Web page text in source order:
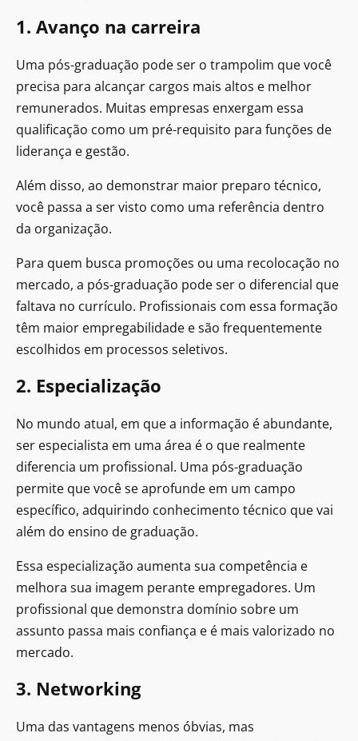
1. Avanço na carreira
Uma pós-graduação pode ser o trampolim que você
precisa para alcançar cargos mais altos e melhor
remunerados. Muitas empresas enxergam essa
qualificação como um pré-requisito para funções de
liderança e gestão.
Além disso, ao demonstrar maior preparo técnico,
você passa a ser visto como uma referência dentro
da organização.
Para quem busca promoções ou uma recolocação no
mercado, a pós-graduação pode ser o diferencial que
faltava no currículo. Profissionais com essa formação
têm maior empregabilidade e são frequentemente
escolhidos em processos seletivos.
2. Especialização
No mundo atual, em que a informação é abundante,
ser especialista em uma área é o que realmente
diferencia um profissional. Uma pós-graduação
permite que você se aprofunde em um campo
específico, adquirindo conhecimento técnico que vai
além do ensino de graduação.
Essa especialização aumenta sua competência e
melhora sua imagem perante empregadores. Um
profissional que demonstra domínio sobre um
assunto passa mais confiança e é mais valorizado no
mercado.
3. Networking
Uma das vantagens menos óbvias, mas